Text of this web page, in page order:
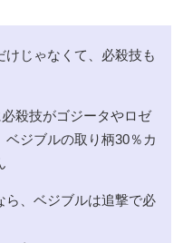
じゃなくて、必殺技も
殺技がゴジータやロゼ
ジブルの取り柄30％カ
ら、ベジブルは追撃で必